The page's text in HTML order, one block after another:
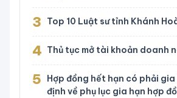
3 Top 10 Luật sư tỉnh Khánh
4 Thủ tục mở tài khoản doanh
5
Hợp đồng hết hạn có phải
định về phụ lục gia hạn hợp